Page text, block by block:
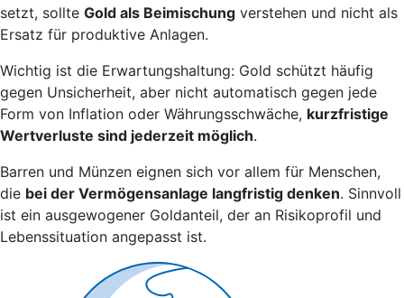
setzt, sollte Gold als Beimischung verstehen und nicht als
Ersatz für produktive Anlagen.
Wichtig ist die Erwartungshaltung: Gold schützt häufig
gegen Unsicherheit, aber nicht automatisch gegen jede
Form von Inflation oder Währungsschwäche, kurzfristige
Wertverluste sind jederzeit möglich.
Barren und Münzen eignen sich vor allem für Menschen,
die bei der Vermögensanlage langfristig denken. Sinnvoll
ist ein ausgewogener Goldanteil, der an Risikoprofil und
Lebenssituation angepasst ist.